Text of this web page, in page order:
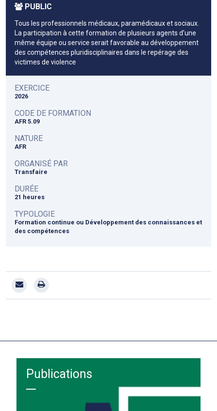
PUBLIC
Tous les professionnels médicaux, paramédicaux et sociaux.
La participation à cette formation de plusieurs agents d’une
même équipe ou service serait favorable au développement
des compétences pluridisciplinaires dans le repérage des
victimes de violence
EXERCICE
2026
CODE DE FORMATION
AFR 5.09
NATURE
AFR
ORGANISÉ PAR
Transfaire
DURÉE
21 heures
TYPOLOGIE
Formation continue ou Développement des connaissances et
des compétences
Publications